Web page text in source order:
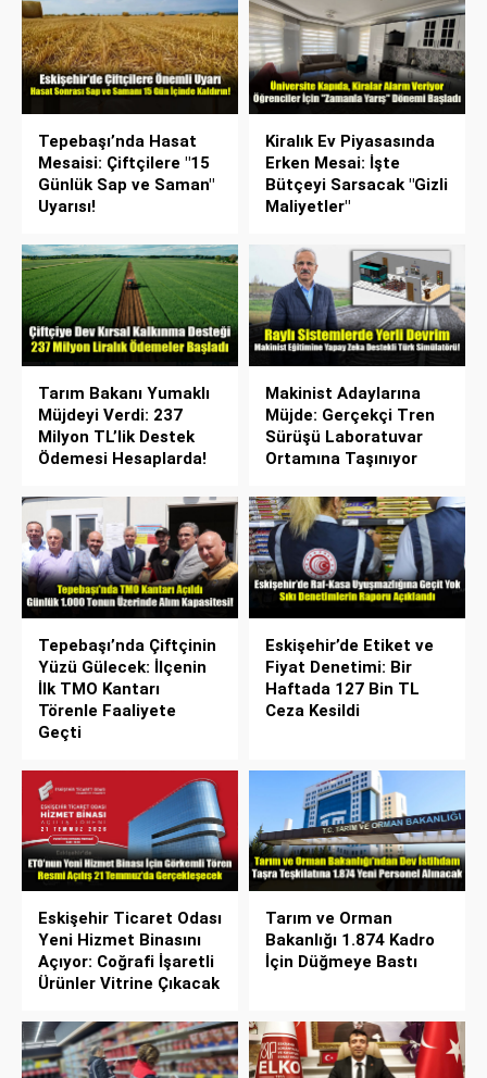
Tepebaşı’nda Hasat
Mesaisi: Çiftçilere "15
Günlük Sap ve Saman"
Uyarısı!
Kiralık Ev Piyasasında
Erken Mesai: İşte
Bütçeyi Sarsacak "Gizli
Maliyetler"
Tarım Bakanı Yumaklı
Müjdeyi Verdi: 237
Milyon TL’lik Destek
Ödemesi Hesaplarda!
Makinist Adaylarına
Müjde: Gerçekçi Tren
Sürüşü Laboratuvar
Ortamına Taşınıyor
Tepebaşı’nda Çiftçinin
Yüzü Gülecek: İlçenin
İlk TMO Kantarı
Törenle Faaliyete
Geçti
Eskişehir’de Etiket ve
Fiyat Denetimi: Bir
Haftada 127 Bin TL
Ceza Kesildi
Eskişehir Ticaret Odası
Yeni Hizmet Binasını
Açıyor: Coğrafi İşaretli
Ürünler Vitrine Çıkacak
Tarım ve Orman
Bakanlığı 1.874 Kadro
İçin Düğmeye Bastı